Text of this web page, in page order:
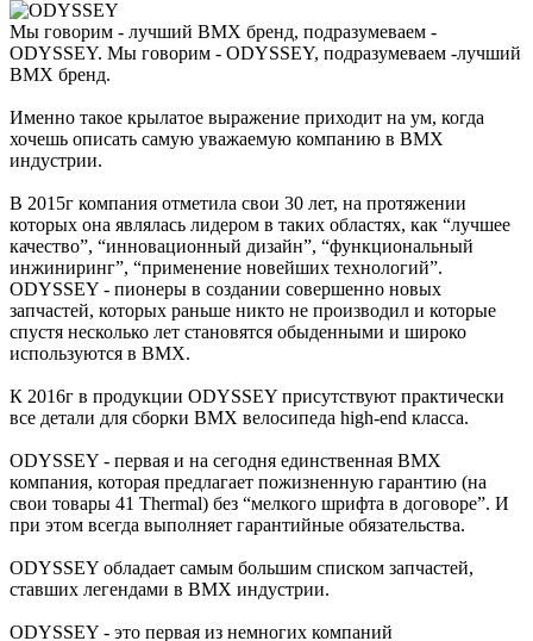
Мы говорим - лучший ВМХ бренд, подразумеваем -
ODYSSEY. Мы говорим - ODYSSEY, подразумеваем -лучший
BMX бренд.
Именно такое крылатое выражение приходит на ум, когда
хочешь описать самую уважаемую компанию в ВМХ
индустрии.
В 2015г компания отметила свои 30 лет, на протяжении
которых она являлась лидером в таких областях, как “лучшее
качество”, “инновационный дизайн”, “функциональный
инжиниринг”, “применение новейших технологий”.
ODYSSEY - пионеры в создании совершенно новых
запчастей, которых раньше никто не производил и которые
спустя несколько лет становятся обыденными и широко
используются в ВМХ.
К 2016г в продукции ODYSSEY присутствуют практически
все детали для сборки BMX велосипеда high-end класса.
ODYSSEY - первая и на сегодня единственная BMX
компания, которая предлагает пожизненную гарантию (на
свои товары 41 Thermal) без “мелкого шрифта в договоре”. И
при этом всегда выполняет гарантийные обязательства.
ODYSSEY обладает самым большим списком запчастей,
ставших легендами в ВМХ индустрии.
ODYSSEY - это первая из немногих компаний